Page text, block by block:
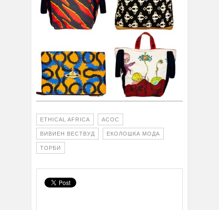
ETHICAL AFRICA АСОС
ВИВИЕН ВЕСТВУД ЕКОЛОШКА МОДА
ТОРБИ